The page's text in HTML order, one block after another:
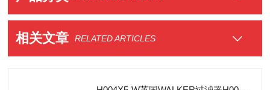
相关文章 RELATED ARTICLES